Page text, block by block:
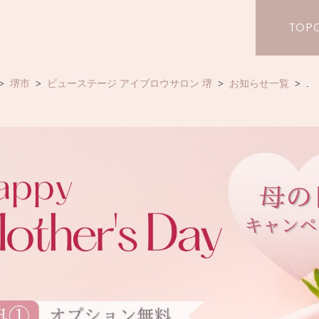
TOP
堺市 ビューステージ アイブロウサロン 堺 お知らせ一覧